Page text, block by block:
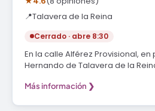
📍Talavera de la Reina
Cerrado · abre 8:30
En la calle Alférez Provisional,
Hernando de Talavera de la
Más información ❯